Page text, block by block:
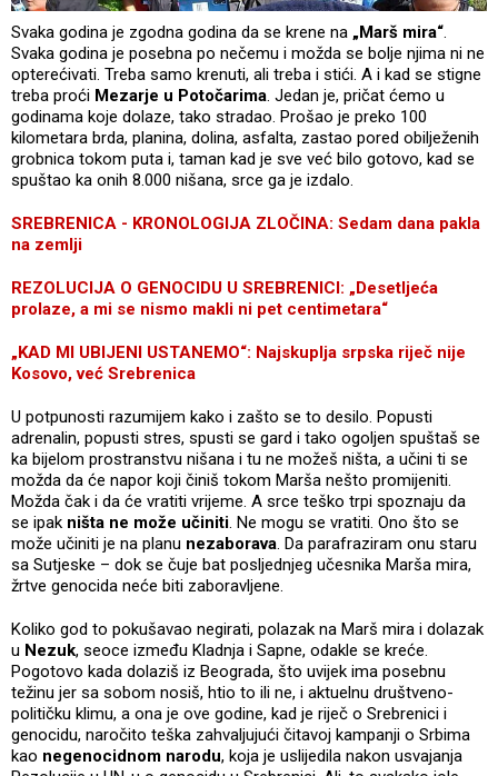
Svaka godina je zgodna godina da se krene na „Marš mira“.
Svaka godina je posebna po nečemu i možda se bolje njima ni ne
opterećivati. Treba samo krenuti, ali treba i stići. A i kad se stigne
treba proći Mezarje u Potočarima. Jedan je, pričat ćemo u
godinama koje dolaze, tako stradao. Prošao je preko 100
kilometara brda, planina, dolina, asfalta, zastao pored obilježenih
grobnica tokom puta i, taman kad je sve već bilo gotovo, kad se
spuštao ka onih 8.000 nišana, srce ga je izdalo.
SREBRENICA - KRONOLOGIJA ZLOČINA: Sedam dana pakla
na zemlji
REZOLUCIJA O GENOCIDU U SREBRENICI: „Desetljeća
prolaze, a mi se nismo makli ni pet centimetara“
„KAD MI UBIJENI USTANEMO“: Najskuplja srpska riječ nije
Kosovo, već Srebrenica
U potpunosti razumijem kako i zašto se to desilo. Popusti
adrenalin, popusti stres, spusti se gard i tako ogoljen spuštaš se
ka bijelom prostranstvu nišana i tu ne možeš ništa, a učini ti se
možda da će napor koji činiš tokom Marša nešto promijeniti.
Možda čak i da će vratiti vrijeme. A srce teško trpi spoznaju da
se ipak ništa ne može učiniti. Ne mogu se vratiti. Ono što se
može učiniti je na planu nezaborava. Da parafraziram onu staru
sa Sutjeske – dok se čuje bat posljednjeg učesnika Marša mira,
žrtve genocida neće biti zaboravljene.
Koliko god to pokušavao negirati, polazak na Marš mira i dolazak
u Nezuk, seoce između Kladnja i Sapne, odakle se kreće.
Pogotovo kada dolaziš iz Beograda, što uvijek ima posebnu
težinu jer sa sobom nosiš, htio to ili ne, i aktuelnu društveno-
političku klimu, a ona je ove godine, kad je riječ o Srebrenici i
genocidu, naročito teška zahvaljujući čitavoj kampanji o Srbima
kao negenocidnom narodu, koja je uslijedila nakon usvajanja